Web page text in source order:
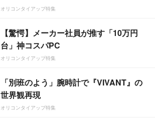
オリコンタイアップ特集
【驚愕】メーカー社員が推す「10万円
台」神コスパPC
オリコンタイアップ特集
「別班のよう」腕時計で『VIVANT』の
世界観再現
オリコンタイアップ特集